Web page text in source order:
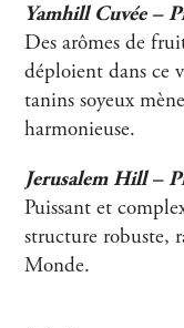
Yamhill Cuvée –
Des arômes de
déploient dans ce
tanins soyeux
harmonieuse.
Jerusalem Hill –
Puissant et
structure robuste,
Monde.